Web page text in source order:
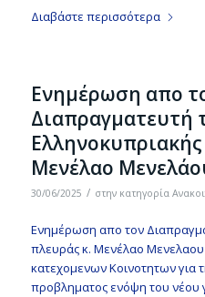
Διαβάστε περισσότερα
Ενημέρωση απο
Διαπραγματευτή
Μενέλαο
30/06/2025 / στην κατηγορία
Ενημέρωση απο τον
πλευράς κ. Μενέλαο Μενελαου
κατεχομενων Κοινοτητων για
προβληματος ενόψη του νέου